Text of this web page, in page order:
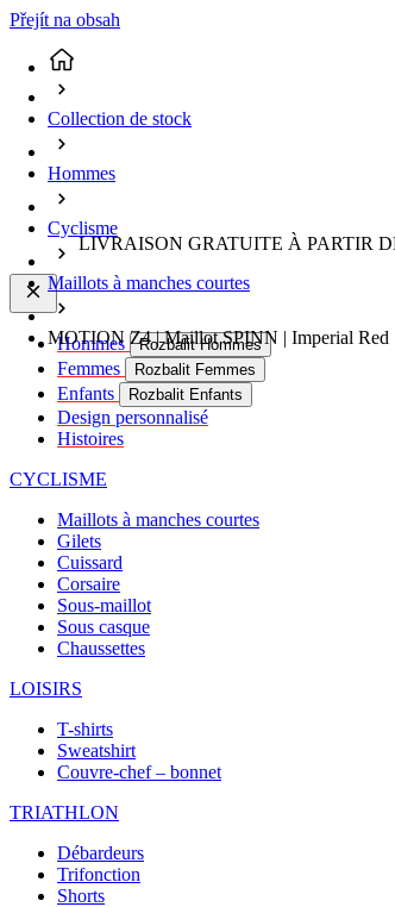
Přejít na obsah
LIVRAISON GRATUITE À PARTIR
Hommes Rozbalit Hommes
Femmes Rozbalit Femmes
Enfants Rozbalit Enfants
Design personnalisé
Histoires
CYCLISME
Maillots à manches courtes
Gilets
Cuissard
Corsaire
Sous-maillot
Sous casque
Chaussettes
LOISIRS
T-shirts
Sweatshirt
Couvre-chef – bonnet
TRIATHLON
Débardeurs
Trifonction
Shorts
Collection de stock
Hommes
Cyclisme
Maillots à manches courtes
MOTION Z4 | Maillot SPINN | Imperial Red